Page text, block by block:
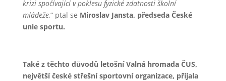
krizi spočívající v poklesu fyzické zdatnosti školní
mládeže,“ ptal se Miroslav Jansta, předseda České
unie sportu.
Také z těchto důvodů letošní Valná hromada ČUS,
největší české střešní sportovní organizace, přijala